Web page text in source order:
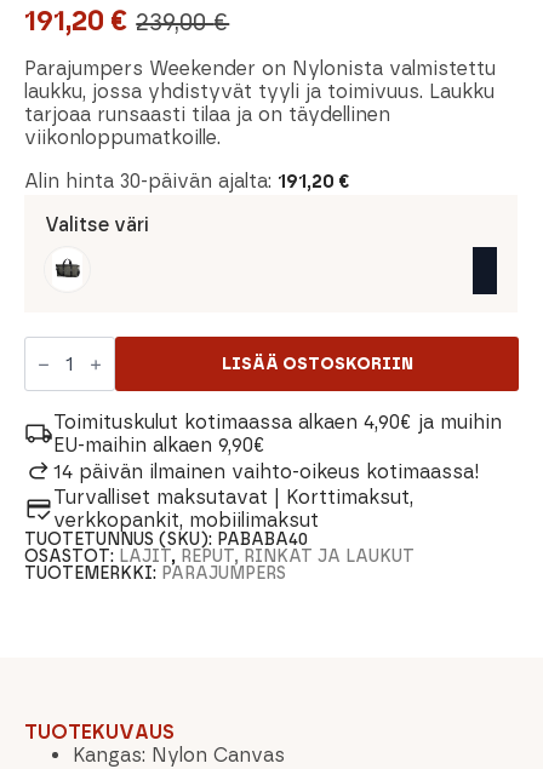
239,00€
Alkuperäinen
hinta
oli:
239,00 €.
191,20 €
Nykyinen
hinta
on:
191,20 €.
Parajumpers Weekender on Nylonista valmistettu
laukku, jossa yhdistyvät tyyli ja toimivuus. Laukku
tarjoaa runsaasti tilaa ja on täydellinen
viikonloppumatkoille.
Alin hinta 30-päivän ajalta: 191,20 €
Valitse väri
Parajumpers
Weekender
Laukku
LISÄÄ OSTOSKORIIN
Toimituskulut kotimaassa alkaen 4,90€ ja muihin
EU-maihin alkaen 9,90€
14 päivän ilmainen vaihto-oikeus kotimaassa!
Turvalliset maksutavat | Korttimaksut,
verkkopankit, mobiilimaksut
TUOTETUNNUS (SKU): PABABA40
OSASTOT: LAJIT, REPUT, RINKAT JA LAUKUT
TUOTEMERKKI: PARAJUMPERS
TUOTEKUVAUS
Kangas: Nylon Canvas